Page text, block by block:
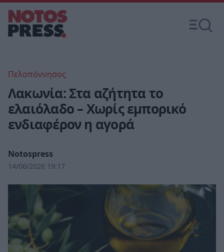
Πελοπόννησος
Λακωνία: Στα αζήτητα το
ελαιόλαδο – Χωρίς εμπορικό
ενδιαφέρον η αγορά
Notospress
14/06/2026 19:17